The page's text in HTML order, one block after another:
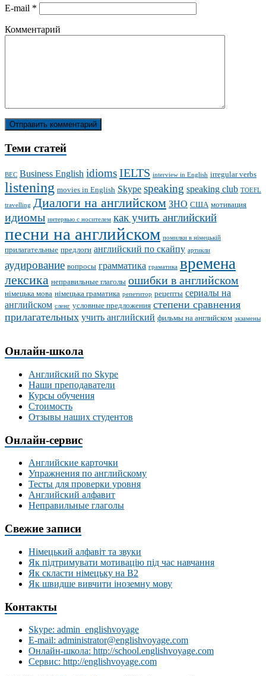
E-mail *
Комментарий
Теми статей
BEC Business English idiomsIELTS interview in English irregular verbs
listening movies in English Skype speaking speaking club TOEFL
travelling Диалоги на английском ЗНО США мотивация
идиомы интервью с носителем как учить английский
песни на английском помилки в німецькій
прилагательные предлоги английский по скайпу артикли
аудирование вопросы грамматика граматика времена
лексика неправильные глаголы ошибки в английском
німецька мова німецька граматика репетитор рецепты сериалы на
английском сленг условные предложения степени сравнения
прилагательных учить английский фильмы на английском экзамены
Онлайн-школа
Английский по Skype
Наши преподаватели
Курсы обучения
Стоимость
Отзывы наших студентов
Онлайн-сервис
Английские карточки
Упражнения по английскому
Тесты для проверки уровня
Английский алфавит
Неправильные глаголы
Свежие записи
Німецький алфавіт та звуки
Як підтримувати мотивацію під час навчання
Як скласти німецьку на В2
Як швидше вивчити іноземну мову
Контакты
Skype: admin_englishvoyage
E-mail: administrator@englishvoyage.com
Онлайн-школа: http://school.englishvoyage.com
Сервис: http://englishvoyage.com